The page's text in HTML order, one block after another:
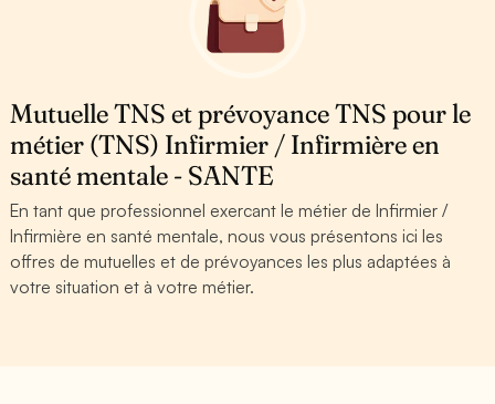
Mutuelle TNS et prévoyance TNS pour le
métier (TNS) Infirmier / Infirmière en
santé mentale - SANTE
En tant que professionnel exercant le métier de Infirmier /
Infirmière en santé mentale, nous vous présentons ici les
offres de mutuelles et de prévoyances les plus adaptées à
votre situation et à votre métier.